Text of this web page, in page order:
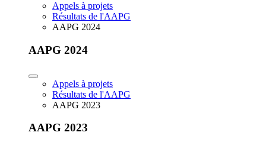
Appels à projets
Résultats de l'AAPG
AAPG 2024
AAPG 2024
Appels à projets
Résultats de l'AAPG
AAPG 2023
AAPG 2023